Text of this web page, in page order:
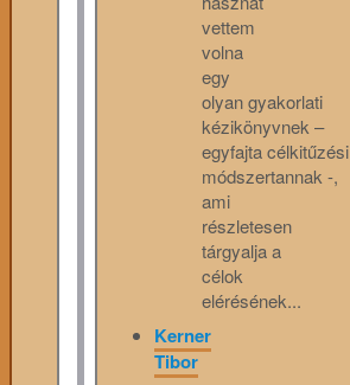
vettem
volna
egy
olyan gyakorlati
kézikönyvnek –
egyfajta célkitűzési
módszertannak -,
ami
részletesen
tárgyalja a
célok
elérésének...
Kerner
Tibor